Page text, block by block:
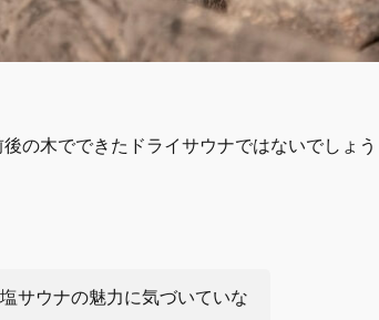
の木でできたドライサウナではないでしょう
サウナの魅力に気づいていな